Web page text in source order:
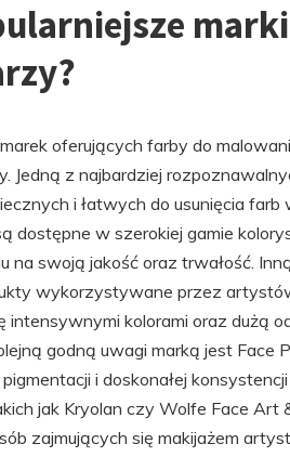
oferujących farby do
Jedną z najbardziej
i łatwych do usunięcia
dostępne w szerokiej gamie
swoją jakość oraz trwałość.
wykorzystywane przez
intensywnymi kolorami oraz dużą
godną uwagi marką jest Face
i doskonałej
jak Kryolan czy Wolfe Face Art
zajmujących się makijażem